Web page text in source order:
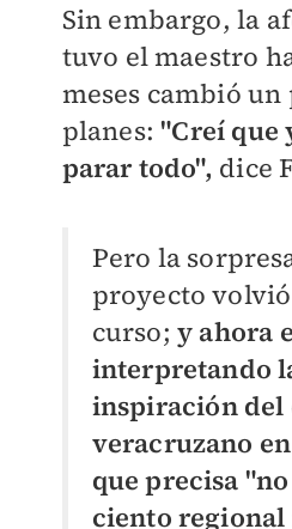
Sin embargo, la
tuvo el maestro
meses cambió un
planes: "Creí que
parar todo", dice
Pero la
proyecto
curso; y ahora
interpretando
inspiración
veracruzano
que precisa
ciento